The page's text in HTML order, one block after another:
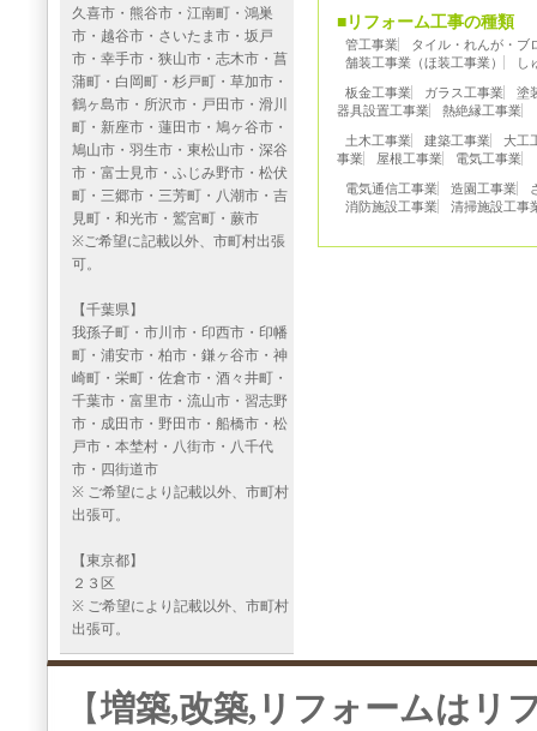
久喜市・熊谷市・江南町・鴻巣
市・越谷市・さいたま市・坂戸
市・幸手市・狭山市・志木市・菖
蒲町・白岡町・杉戸町・草加市・
鶴ヶ島市・所沢市・戸田市・滑川
町・新座市・蓮田市・鳩ヶ谷市・
鳩山市・羽生市・東松山市・深谷
市・富士見市・ふじみ野市・松伏
町・三郷市・三芳町・八潮市・吉
見町・和光市・鷲宮町・蕨市
※ご希望に記載以外、市町村出張
可。
【千葉県】
我孫子町・市川市・印西市・印幡
町・浦安市・柏市・鎌ヶ谷市・神
崎町・栄町・佐倉市・酒々井町・
千葉市・富里市・流山市・習志野
市・成田市・野田市・船橋市・松
戸市・本埜村・八街市・八千代
市・四街道市
※ ご希望により記載以外、市町村
出張可。
【東京都】
２３区
※ ご希望により記載以外、市町村
出張可。
■リフォーム工事の種類
管工事業
タイル・れんが・ブ
舗装工事業（ほ装工事業）
し
板金工事業 ガラス工事業
塗
器具設置工事業
熱絶縁工事業
土木工事業 建築工事業
大工
事業
屋根工事業 電気工事業
電気通信工事業 造園工事業
消防施設工事業
清掃施設工事
【増築,改築,リフォームはリ